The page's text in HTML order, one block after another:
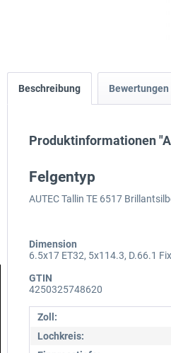
Beschreibung Bewertungen
Produktinformationen
Felgentyp
AUTEC Tallin TE 6517
Dimension
6.5x17 ET32, 5x114.3, D.66.1
GTIN
4250325748620
Zoll:
Lochkreis: